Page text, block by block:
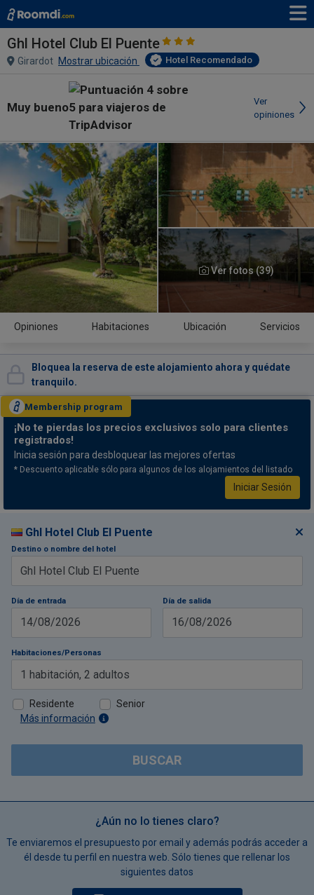
Ghl Hotel Club El Puente
Girardot Mostrar ubicación Hotel Recomendado
Muy bueno
Ver
opiniones
Ver fotos (39)
Opiniones Habitaciones Ubicación Servicios
Bloquea la reserva de este alojamiento ahora y quédate
tranquilo.
Membership program
¡No te pierdas los precios exclusivos solo para clientes
registrados!
Inicia sesión para desbloquear las mejores ofertas
* Descuento aplicable sólo para algunos de los alojamientos del listado
Iniciar Sesión
Ghl Hotel Club El Puente
Destino o nombre del hotel
Día de entrada
14/08/2026
Día de salida
16/08/2026
Habitaciones/Personas
1 habitación, 2 adultos
Residente
Senior
Más información
BUSCAR
¿Aún no lo tienes claro?
Te enviaremos el presupuesto por email y además podrás acceder a
él desde tu perfil en nuestra web. Sólo tienes que rellenar los
siguientes datos